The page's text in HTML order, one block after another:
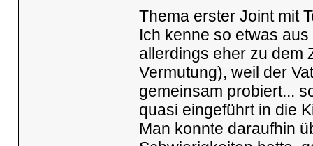
Thema erster Joint mit
Ich kenne so etwas
allerdings eher zu dem
Vermutung), weil der
gemeinsam probiert...
quasi eingeführt in die
Man konnte daraufhin